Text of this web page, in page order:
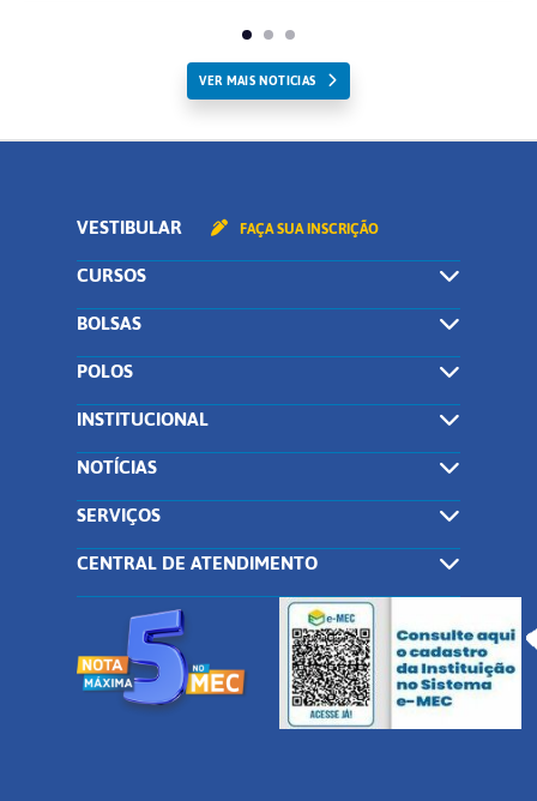
VER MAIS NOTICIAS
VESTIBULAR FAÇA SUA INSCRIÇÃO
CURSOS
BOLSAS
POLOS
INSTITUCIONAL
NOTÍCIAS
SERVIÇOS
CENTRAL DE ATENDIMENTO